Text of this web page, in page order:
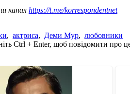
канал https://t.me/korrespondentnet
, актриса, Деми Мур, любовники
Ctrl + Enter, щоб повідомити про